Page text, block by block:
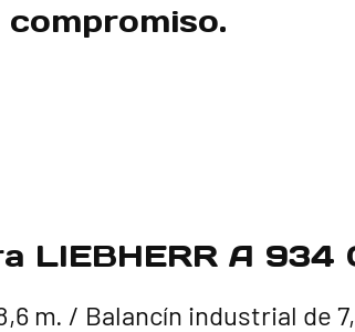
LIEBHERR A 934
m. / Balancín industrial de